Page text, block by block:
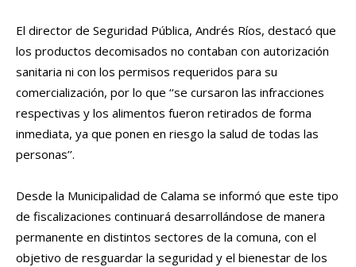
El director de Seguridad Pública, Andrés Ríos, destacó que
los productos decomisados no contaban con autorización
sanitaria ni con los permisos requeridos para su
comercialización, por lo que ‘‘se cursaron las infracciones
respectivas y los alimentos fueron retirados de forma
inmediata, ya que ponen en riesgo la salud de todas las
personas’’.
Desde la Municipalidad de Calama se informó que este tipo
de fiscalizaciones continuará desarrollándose de manera
permanente en distintos sectores de la comuna, con el
objetivo de resguardar la seguridad y el bienestar de los